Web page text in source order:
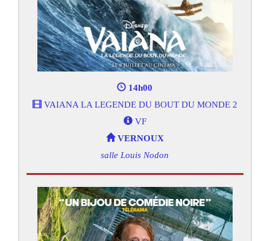
14h00
VAIANA LA LEGENDE DU BOUT DU MONDE 2
VF
VERNOUX
salle Louis Nodon